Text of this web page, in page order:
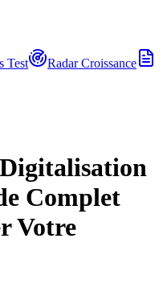
Test
Radar Croissance
Complet
Votre